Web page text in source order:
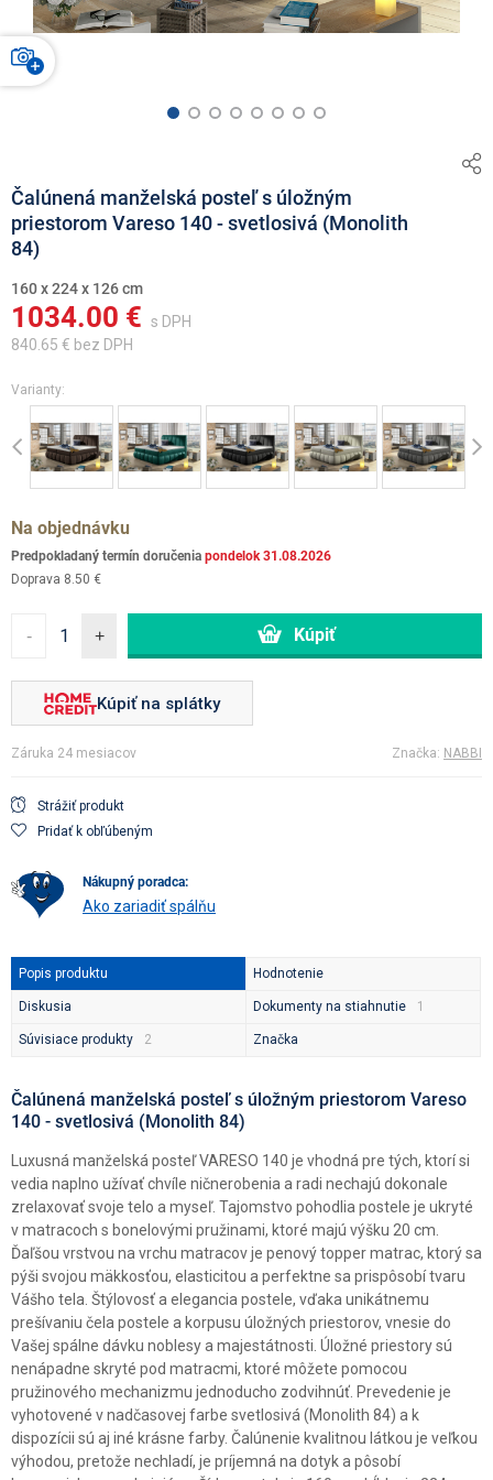
Čalúnená manželská posteľ s úložným
priestorom Vareso 140 - svetlosivá (Monolith
84)
160 x 224 x 126 cm
1034.00 € s DPH
840.65 € bez DPH
Varianty:
Previous
Na objednávku
Predpokladaný termín doručenia pondelok 31.08.2026
Doprava 8.50 €
- +
Kúpiť na splátky
Záruka 24 mesiacov Značka: NABBI
Strážiť produkt
Pridať k obľúbeným
nákupný poradca:
Ako zariadiť spálňu
Popis produktu Hodnotenie
Diskusia Dokumenty na stiahnutie
Súvisiace produkty Značka
Čalúnená manželská posteľ s úložným priestorom Vareso
140 - svetlosivá (Monolith 84)
Luxusná manželská posteľ VARESO 140 je vhodná pre tých, ktorí si
vedia naplno užívať chvíle ničnerobenia a radi nechajú dokonale
zrelaxovať svoje telo a myseľ. Tajomstvo pohodlia postele je ukryté
v matracoch s bonelovými pružinami, ktoré majú výšku 20 cm.
Ďaľšou vrstvou na vrchu matracov je penový topper matrac, ktorý sa
pýši svojou mäkkosťou, elasticitou a perfektne sa prispôsobí tvaru
Vášho tela. Štýlovosť a elegancia postele, vďaka unikátnemu
prešívaniu čela postele a korpusu úložných priestorov, vnesie do
Vašej spálne dávku noblesy a majestátnosti. Úložné priestory sú
nenápadne skryté pod matracmi, ktoré môžete pomocou
pružinového mechanizmu jednoducho zodvihnúť. Prevedenie je
vyhotovené v nadčasovej farbe svetlosivá (Monolith 84) a k
dispozícii sú aj iné krásne farby. Čalúnenie kvalitnou látkou je veľkou
výhodou, pretože nechladí, je príjemná na dotyk a pôsobí